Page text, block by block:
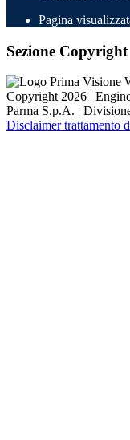
Pagina
Sezione Copyright
Copyright 2026 |
Parma S.p.A. |
Disclaimer trattamento